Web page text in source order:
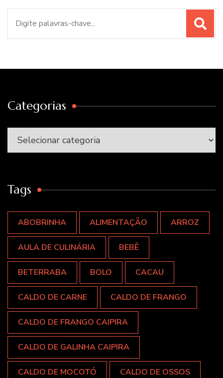
Categorias
Categorias
Tags
ABOBRINHA ALIMENTAÇÃO ARROZ
AULA DE CULINÁRIA BEBÊ
BETERRABA BOLO CACAU
CALDO DE CARNE CALDO DE FRANGO
CALDO DE FRANGO CAIPIRA
CALDO DE GALINHA CAIPIRA
CALDO DE MOCOTÓ CALDO DE OSSOS